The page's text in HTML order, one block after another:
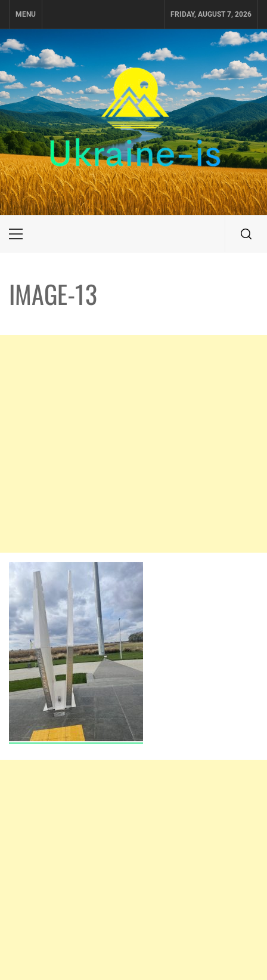
MENU FRIDAY, AUGUST 7, 2026
UKRAINE-IS
ПУТЕШЕСТВИЕ ПО УКРАИНЕ
Primary
IMAGE-13